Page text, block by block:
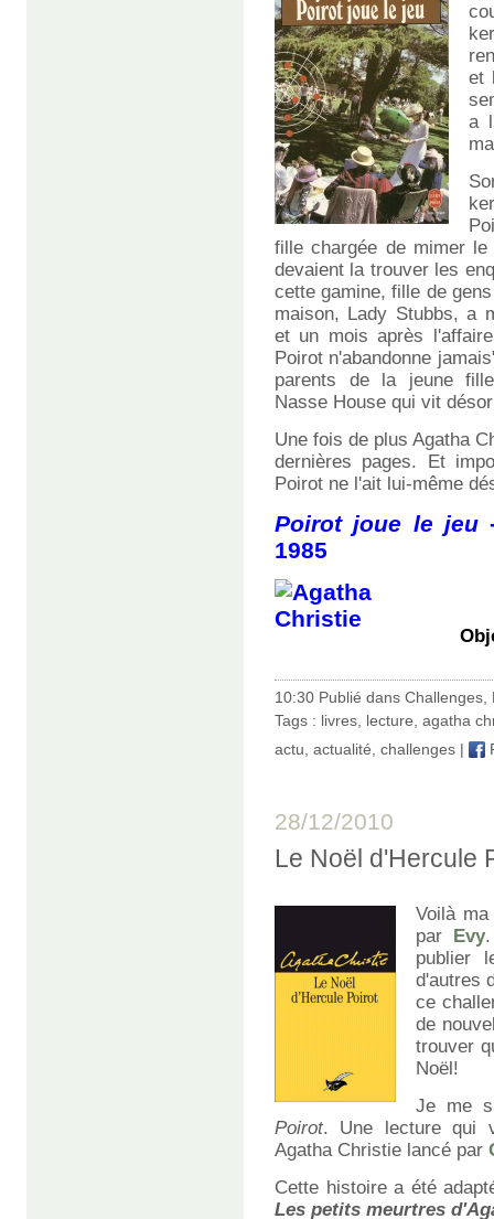
et
a
fille chargée de mimer
devaient la trouver les
cette gamine, fille de
maison, Lady Stubbs, a
et un mois après
Poirot n'abandonne
parents de la jeune
Nasse House qui vit
Une fois de plus Agatha
dernières pages. Et
Poirot ne l'ait lui-même
Poirot joue le jeu
1985
10:30 Publié dans Challenges
Tags : livres lecture agatha
actu actualité challenges |
28/12/2010
Le Noël d'Hercule
Voilà
par Evy.
publier
d'autres
ce
de
trouver
Noël!
Je me
Poirot. Une lecture qui
Agatha Christie lancé par
Cette histoire a été
Les petits meurtres